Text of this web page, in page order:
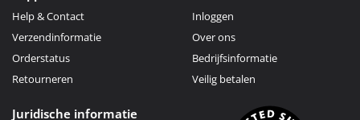
Help & Contact
Verzendinformatie
Orderstatus
Retourneren
Inloggen
Over ons
Bedrijfsinformatie
Veilig betalen
Juridische informatie